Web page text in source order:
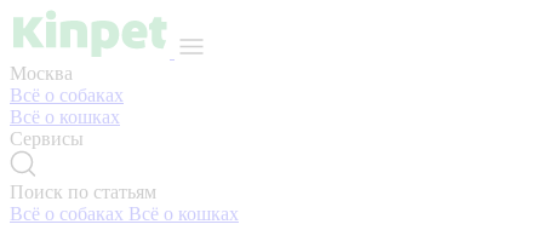
Москва
Всё о собаках
Всё о кошках
Сервисы
Поиск по статьям
Всё о собаках Всё о кошках